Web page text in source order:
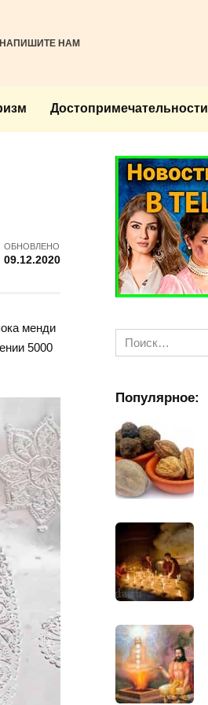
НАПИШИТЕ НАМ
Достопримечательности
ОБНОВЛЕНО
09.12.2020
менди
5000
Search
for:
Популярное: